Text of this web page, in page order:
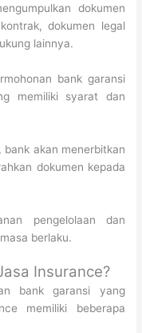
dokumen
dokumen legal
lainnya.
bank garansi
memiliki syarat dan
bank akan menerbitkan
dokumen kepada
pengelolaan dan
berlaku.
Insurance?
bank garansi yang
memiliki beberapa